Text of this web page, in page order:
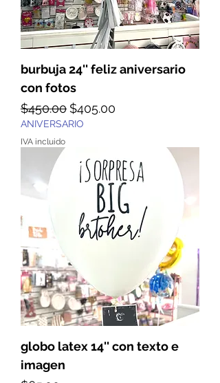
burbuja 24'' feliz aniversario
con fotos
Precio
$450.00Precio de oferta
$405.00
ANIVERSARIO
IVA incluido
globo latex 14'' con texto e
imagen